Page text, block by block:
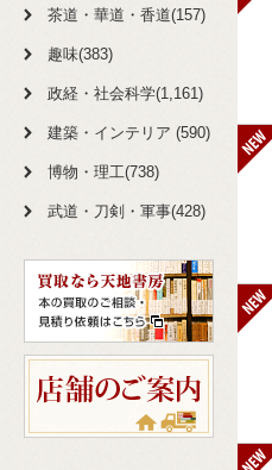
茶道・華道・香道(157)
趣味(383)
政経・社会科学(1,161)
建築・インテリア (590)
博物・理工(738)
武道・刀剣・軍事(428)